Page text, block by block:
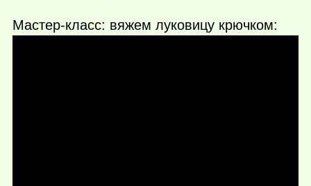
Мастер-класс: вяжем луковицу крючком: